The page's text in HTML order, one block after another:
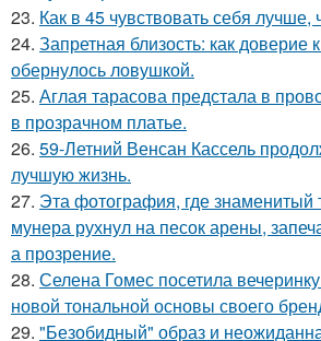
23. Как в 45 чувствовать себя лучше,
24. Запретная близость: как доверие
обернулось ловушкой.
25. Аглая тарасова предстала в
в прозрачном платье.
26. 59-Летний Венсан Кассель
лучшую жизнь.
27. Эта фотография, где знаменитый
мунера рухнул на песок арены,
а прозрение.
28. Селена Гомес посетила
новой тональной основы своего
29. "Безобидный" образ и